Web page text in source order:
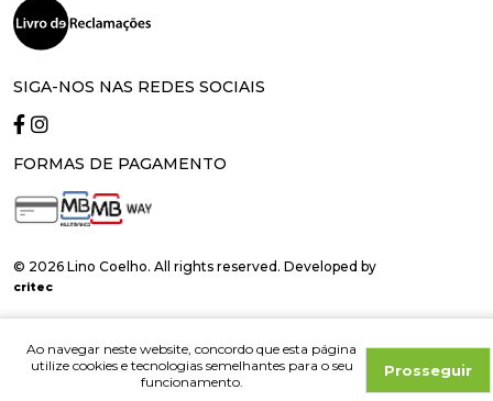
Ao navegar neste website, concordo que esta página
utilize cookies e tecnologias semelhantes para o seu
funcionamento.
Prosseguir
SIGA-NOS NAS REDES SOCIAIS
FORMAS DE PAGAMENTO
© 2026 Lino Coelho. All rights reserved. Developed by
critec